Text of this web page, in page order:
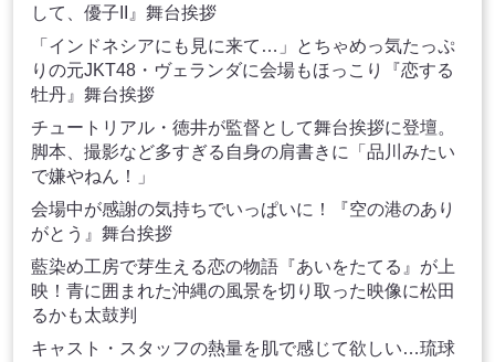
して、優子II』舞台挨拶
「インドネシアにも見に来て…」とちゃめっ気たっぷ
りの元JKT48・ヴェランダに会場もほっこり『恋する
牡丹』舞台挨拶
チュートリアル・徳井が監督として舞台挨拶に登壇。
脚本、撮影など多すぎる自身の肩書きに「品川みたい
で嫌やねん！」
会場中が感謝の気持ちでいっぱいに！『空の港のあり
がとう』舞台挨拶
藍染め工房で芽生える恋の物語『あいをたてる』が上
映！青に囲まれた沖縄の風景を切り取った映像に松田
るかも太鼓判
キャスト・スタッフの熱量を肌で感じて欲しい…琉球